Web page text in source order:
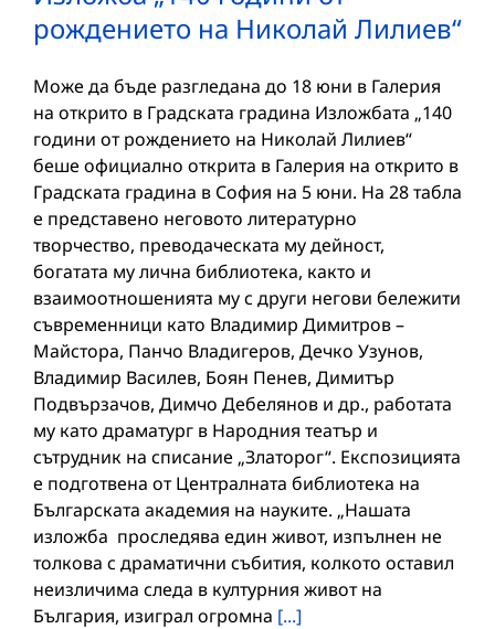
рождението на Николай Лилиев“
Може да бъде разгледана до 18 юни в Галерия
на открито в Градската градина Изложбата „140
години от рождението на Николай Лилиев“
беше официално открита в Галерия на открито в
Градската градина в София на 5 юни. На 28 табла
е представено неговото литературно
творчество, преводаческата му дейност,
богатата му лична библиотека, както и
взаимоотношенията му с други негови бележити
съвременници като Владимир Димитров –
Майстора, Панчо Владигеров, Дечко Узунов,
Владимир Василев, Боян Пенев, Димитър
Подвързачов, Димчо Дебелянов и др., работата
му като драматург в Народния театър и
сътрудник на списание „Златорог“. Експозицията
е подготвена от Централната библиотека на
Българската академия на науките. „Нашата
изложба проследява един живот, изпълнен не
толкова с драматични събития, колкото оставил
неизличима следа в културния живот на
България, изиграл огромна [...]